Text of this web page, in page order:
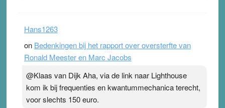
Hans1263
on Bedenkingen bij het rapport over oversterfte van
Ronald Meester en Marc Jacobs
@Klaas van Dijk Aha, via de link naar Lighthouse
kom ik bij frequenties en kwantummechanica terecht,
voor slechts 150 euro.